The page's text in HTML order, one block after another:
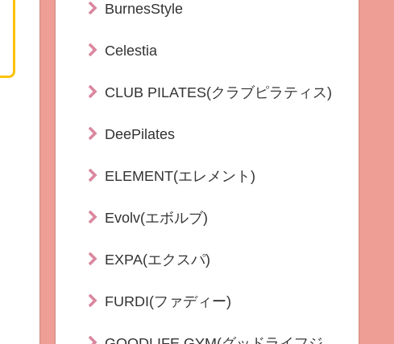
BurnesStyle
Celestia
CLUB PILATES(クラブピラティス)
DeePilates
ELEMENT(エレメント)
Evolv(エボルブ)
EXPA(エクスパ)
FURDI(ファディー)